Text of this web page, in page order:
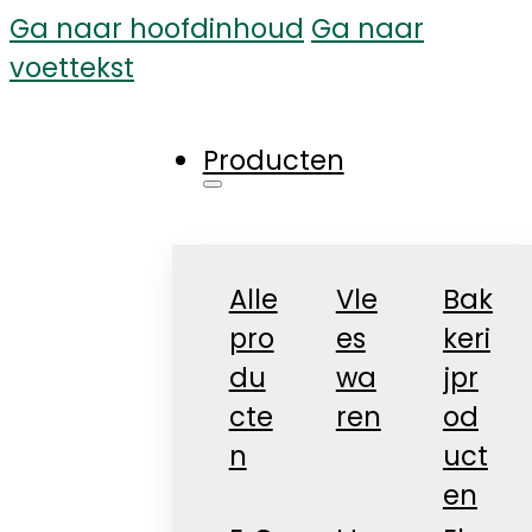
Ga naar hoofdinhoud Ga naar
voettekst
Producten
Alle
pro
du
cte
n
Vle
es
wa
ren
Bak
keri
jpr
od
uct
en